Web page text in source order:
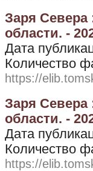
Заря Севера
области. -
Дата
Количество
https://
Заря Севера
области. -
Дата
Количество
https://